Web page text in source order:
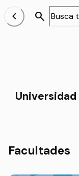
chevron_left search
Facultades